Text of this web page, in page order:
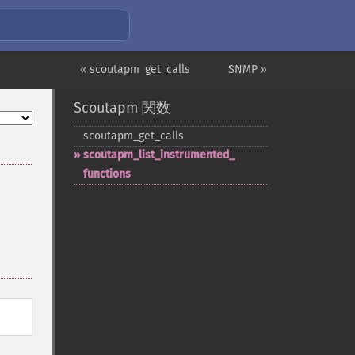
SNMP »
« scoutapm_get_calls
Scoutapm 関数
scoutapm_​get_​calls
scoutapm_​list_​instrumented_​
functions